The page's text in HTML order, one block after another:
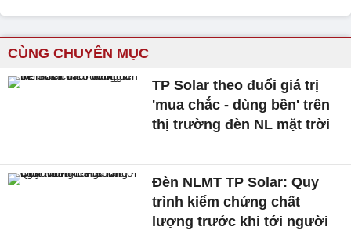
CÙNG CHUYÊN MỤC
TP Solar theo đuổi giá trị
'mua chắc - dùng bền' trên
thị trường đèn NL mặt trời
Đèn NLMT TP Solar: Quy
trình kiểm chứng chất
lượng trước khi tới người